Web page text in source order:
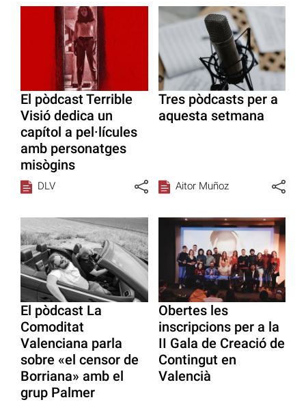
El pòdcast Terrible
Visió dedica un
capítol a pel·lícules
amb personatges
misògins
DLV
Tres pòdcasts per a
aquesta setmana
Aitor Muñoz
El pòdcast La
Comoditat
Valenciana parla
sobre «el censor de
Borriana» amb el
grup Palmer
Obertes les
inscripcions per a la
II Gala de Creació de
Contingut en
Valencià